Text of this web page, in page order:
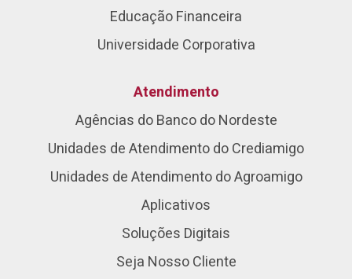
Educação Financeira
Universidade Corporativa
Atendimento
Agências do Banco do Nordeste
Unidades de Atendimento do Crediamigo
Unidades de Atendimento do Agroamigo
Aplicativos
Soluções Digitais
Seja Nosso Cliente